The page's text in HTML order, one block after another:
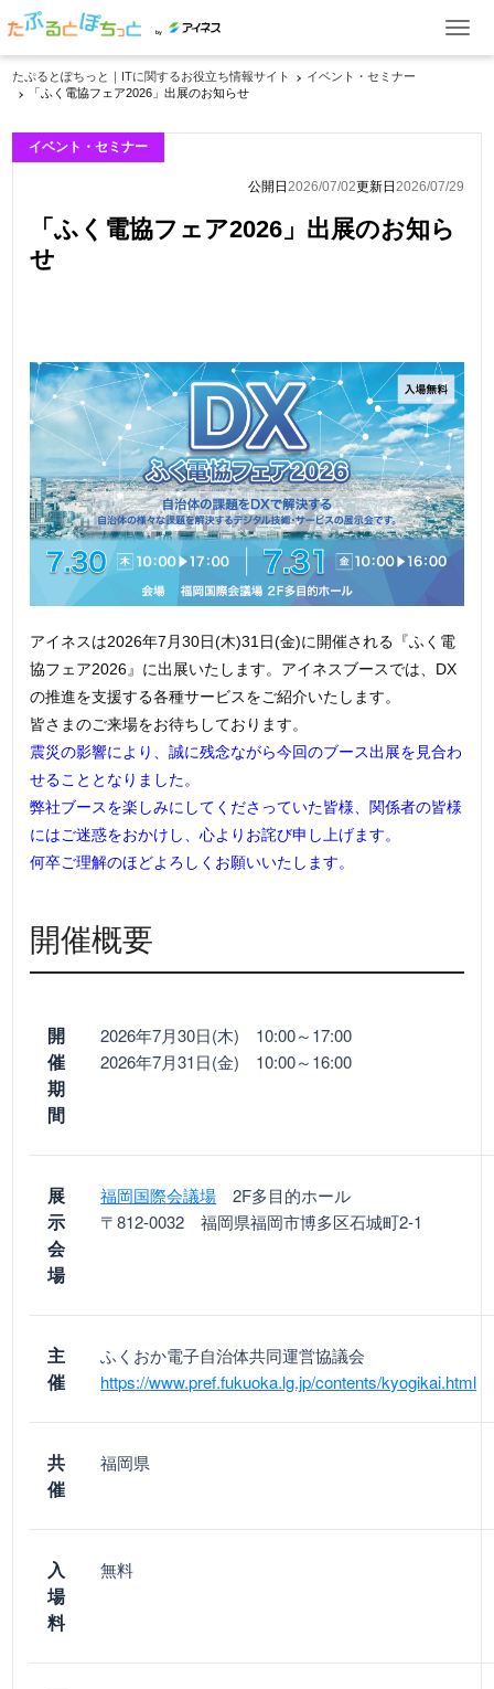
by
ITお役立ち情報
イベント・セミナー
たぷるとぽちっと｜ITに関するお役立ち情報サイト
イベント・セミナー
「ふく電協フェア2026」出展のお知らせ
イベント・セミナー
公開日 2026/07/02更新日 2026/07/29
「ふく電協フェア2026」出展のお知ら
せ
アイネスは2026年7月30日(木)31日(金)に開催される『ふく電
協フェア2026』に出展いたします。アイネスブースでは、DX
の推進を支援する各種サービスをご紹介いたします。
皆さまのご来場をお待ちしております。
震災の影響により、誠に残念ながら今回のブース出展を見合わ
せることとなりました。
弊社ブースを楽しみにしてくださっていた皆様、関係者の皆様
にはご迷惑をおかけし、心よりお詫び申し上げます。
何卒ご理解のほどよろしくお願いいたします。
開催概要
開
催
期
間
2026年7月30日(木) 10:00～17:00
2026年7月31日(金) 10:00～16:00
展
示
会
場
福岡国際会議場 2F多目的ホール
〒812-0032 福岡県福岡市博多区石城町2-1
主
催
ふくおか電子自治体共同運営協議会
https://www.pref.fukuoka.lg.jp/contents/kyogikai.html
共
催
福岡県
入
場
料
無料